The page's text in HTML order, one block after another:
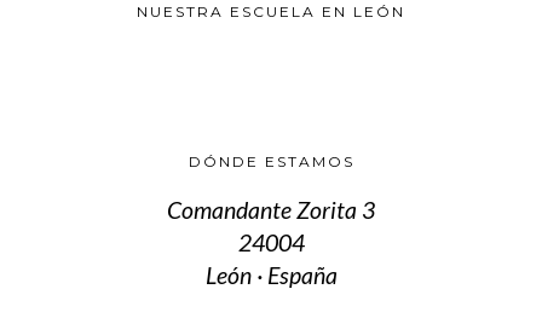
NUESTRA ESCUELA EN LEÓN
DÓNDE ESTAMOS
Comandante Zorita 3
24004
León · España